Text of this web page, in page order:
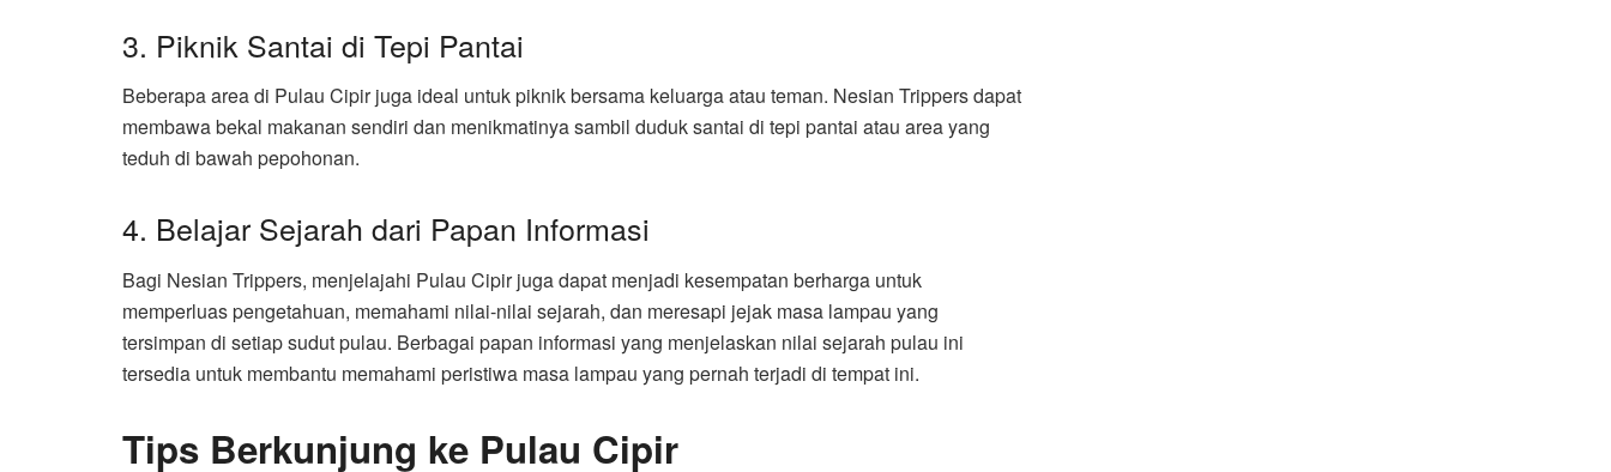
3. Piknik Santai di Tepi Pantai
Beberapa area di Pulau Cipir juga ideal untuk piknik bersama keluarga atau teman. Nesian Trippers dapat
membawa bekal makanan sendiri dan menikmatinya sambil duduk santai di tepi pantai atau area yang
teduh di bawah pepohonan.
4. Belajar Sejarah dari Papan Informasi
Bagi Nesian Trippers, menjelajahi Pulau Cipir juga dapat menjadi kesempatan berharga untuk
memperluas pengetahuan, memahami nilai-nilai sejarah, dan meresapi jejak masa lampau yang
tersimpan di setiap sudut pulau. Berbagai papan informasi yang menjelaskan nilai sejarah pulau ini
tersedia untuk membantu memahami peristiwa masa lampau yang pernah terjadi di tempat ini.
Tips Berkunjung ke Pulau Cipir